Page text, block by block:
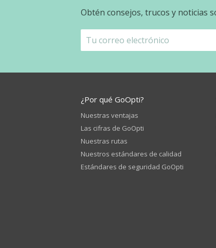
Obtén consejos, trucos y noticias
¿Por qué GoOpti?
Nuestras ventajas
Las cifras de GoOpti
Nuestras rutas
Nuestros estándares de calidad
Estándares de seguridad GoOpti